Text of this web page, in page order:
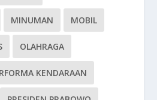
MINUMAN MOBIL
OLAHRAGA
KENDARAAN